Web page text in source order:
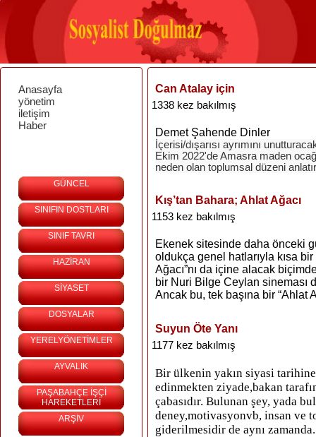
Anasayfa
yönetim
iletişim
Haber
GÜNCEL
SINIFIN DOSTLARI
SINIF TAVRI
HAZİRAN
SİYASET
DOSYALAR
YERELYÖNETİMLER
AYVALIK
PAŞABAHÇE İŞÇİ
HAREKETLERİ
ARŞİV
Can Atalay için
1338 kez bakılmış
Demet Şahende Dinler
İçerisi/dışarısı ayrımını
Ekim 2022'de Amasra maden
neden olan toplumsal düzeni
Kış’tan Bahara; Ahlat Ağacı
1153 kez bakılmış
Ekenek sitesinde daha önceki
oldukça genel hatlarıyla kısa
Ağacı”nı da içine alacak
bir Nuri Bilge Ceylan sineması
Ancak bu, tek başına bir “Ahlat
Suyun Öte Yanı
1177 kez bakılmış
Bir ülkenin yakın siyasi
edinmekten ziyade,bakan
çabasıdır. Bulunan şey, yada
deney,motivasyonvb, insan ve
giderilmesidir de aynı